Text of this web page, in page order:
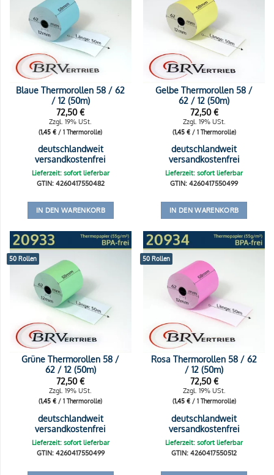
Blaue Thermorollen 58 / 62
/ 12 (50m)
72,50€
Zzgl. 19% USt.
(1,45€ / 1 Thermorolle)
deutschlandweit
versandkostenfrei
Lieferzeit: sofort lieferbar
GTIN: 4260417550482
IN DEN WARENKORB
Gelbe Thermorollen 58 /
62 / 12 (50m)
72,50€
Zzgl. 19% USt.
(1,45 €/ 1 Thermorolle)
deutschlandweit
versandkostenfrei
Lieferzeit: sofort lieferbar
GTIN: 4260417550499
IN DEN WARENKORB
50 Rollen
Grüne Thermorollen 58 /
62 / 12 (50m)
72,50€
Zzgl. 19% USt.
(1,45€ / 1 Thermorolle)
deutschlandweit
versandkostenfrei
Lieferzeit: sofort lieferbar
GTIN: 4260417550499
50 Rollen
Rosa Thermorollen 58 / 62
/ 12 (50m)
72,50€
Zzgl. 19% USt.
(1,45 €/ 1 Thermorolle)
deutschlandweit
versandkostenfrei
Lieferzeit: sofort lieferbar
GTIN: 4260417550512